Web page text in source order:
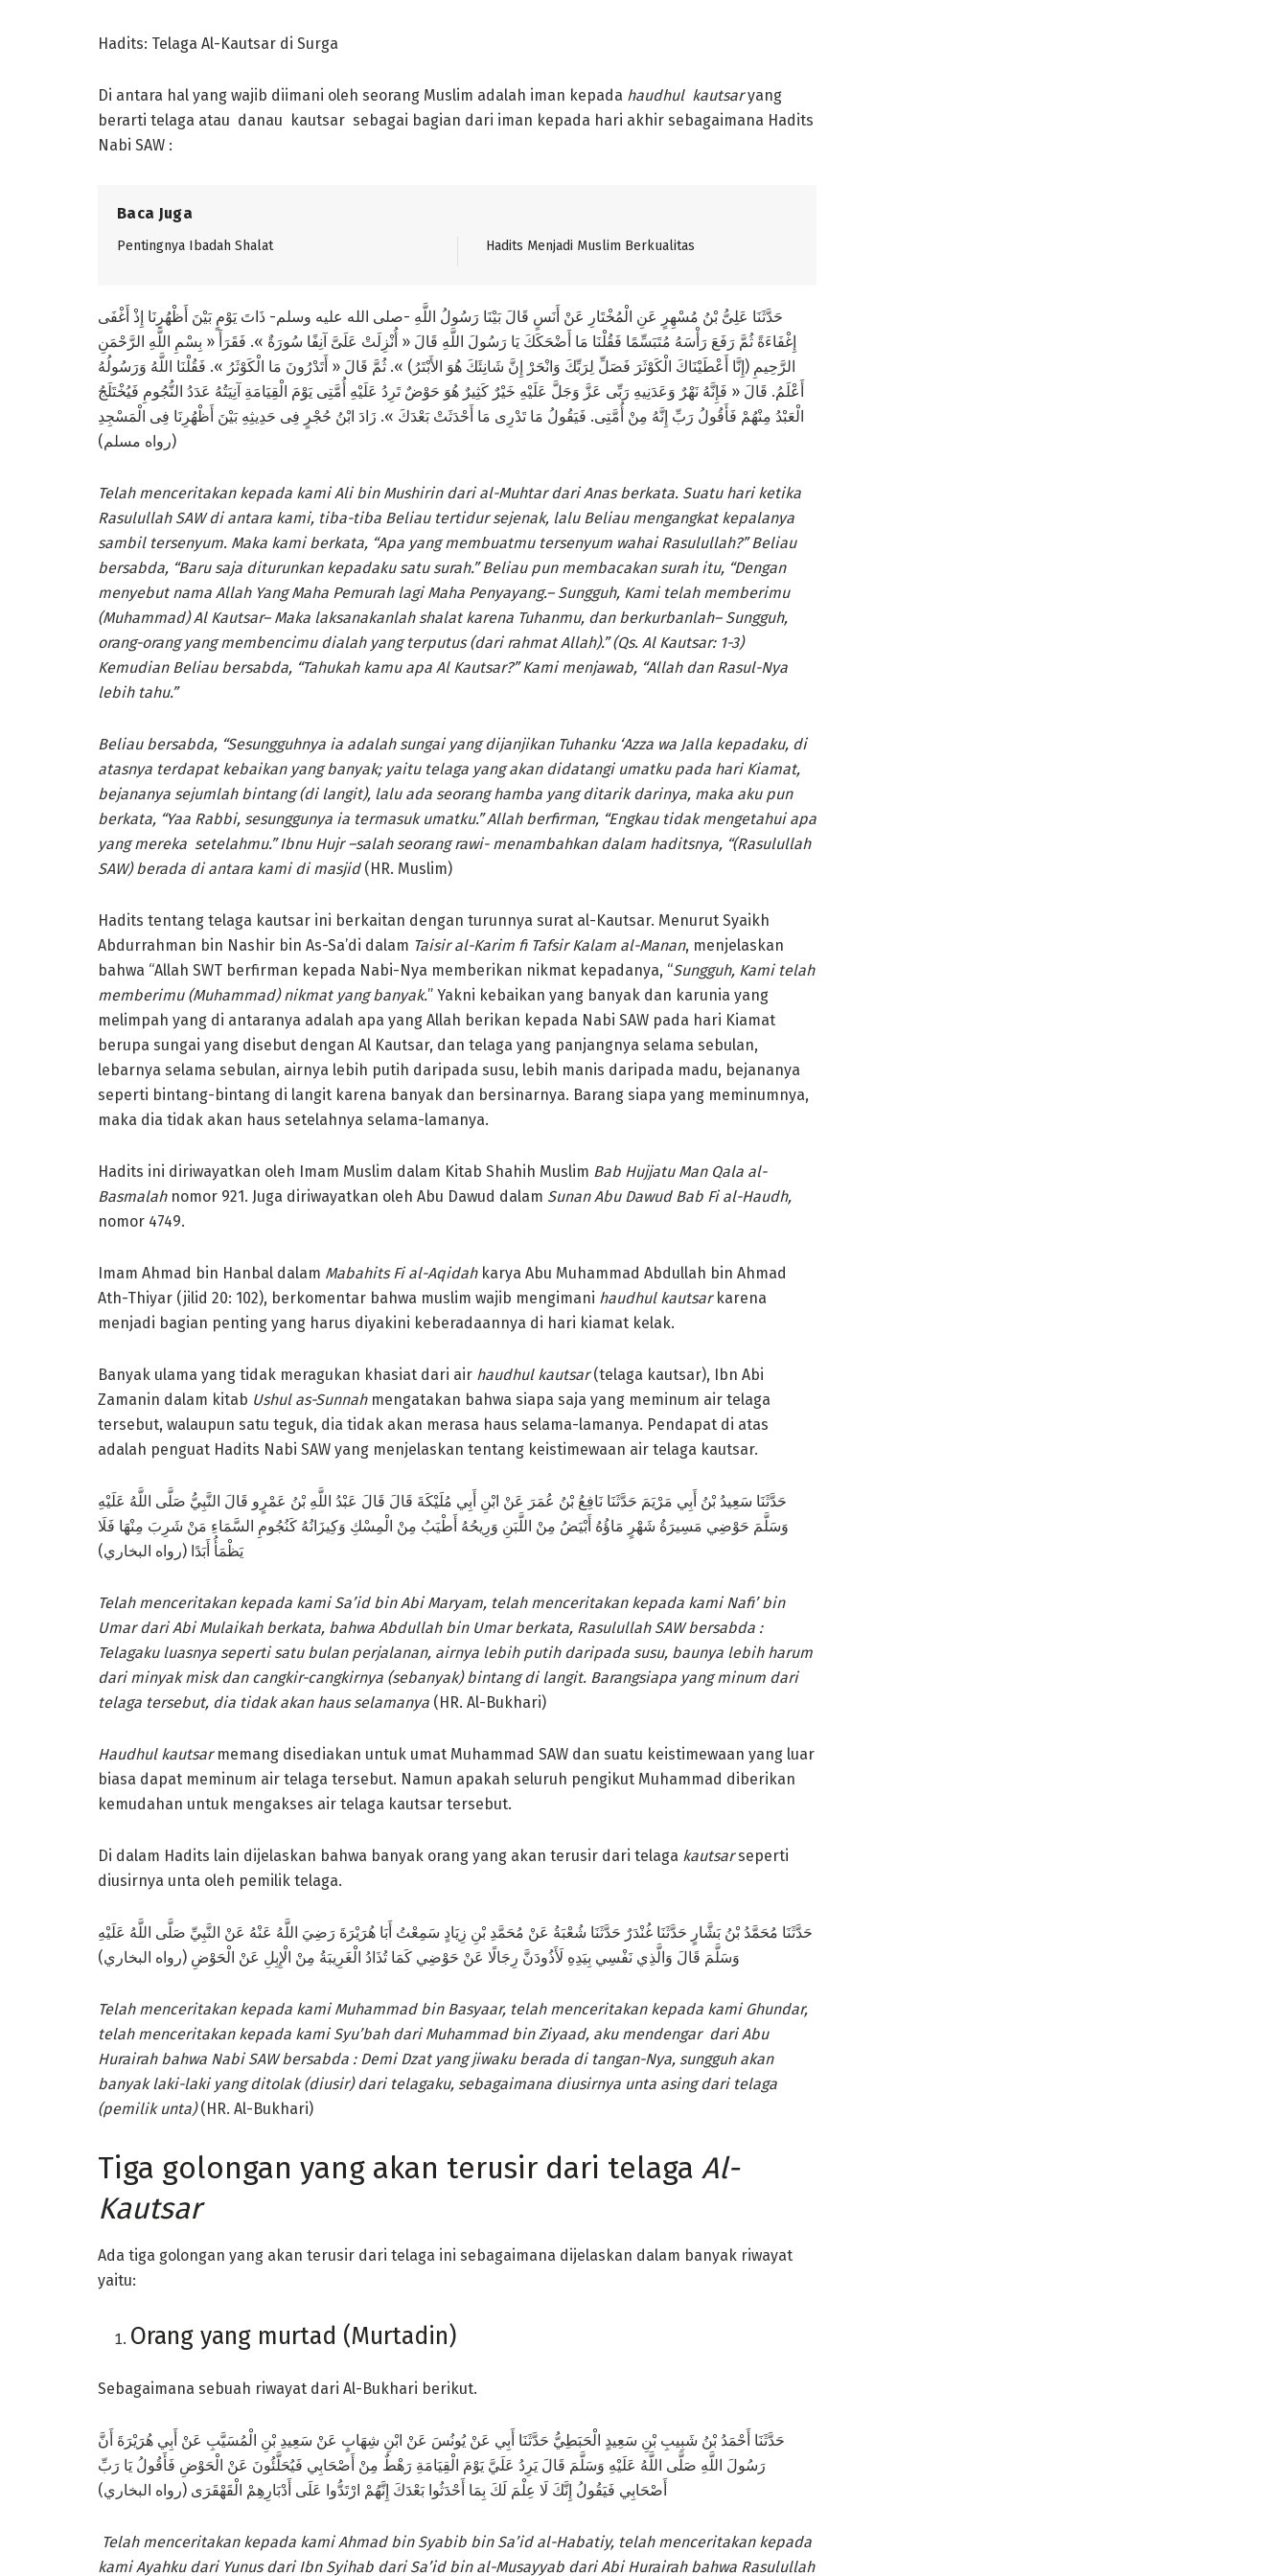
Hadits: Telaga Al-Kautsar di Surga
Di antara hal yang wajib diimani oleh seorang Muslim adalah iman kepada haudhul kautsaryang
berarti telaga atau danau kautsar sebagai bagian dari iman kepada hari akhir sebagaimana Hadits
Nabi SAW :
Baca Juga
Pentingnya Ibadah Shalat Hadits Menjadi Muslim Berkualitas
حَدَّثَنَا عَلِىُّ بْنُ مُسْهِرٍ عَنِ الْمُخْتَارِ عَنْ أَنَسٍ قَالَ بَيْنَا رَسُولُ اللَّهِ -صلى الله عليه وسلم- ذَاتَ يَوْمٍ بَيْنَ أَظْهُرِنَا إِذْ أَغْفَى
إِغْفَاءَةً ثُمَّ رَفَعَ رَأْسَهُ مُتَبَسِّمًا فَقُلْنَا مَا أَضْحَكَكَ يَا رَسُولَ اللَّهِ قَالَ « أُنْزِلَتْ عَلَىَّ آنِفًا سُورَةٌ ». فَقَرَأَ « بِسْمِ اللَّهِ الرَّحْمَنِ
الرَّحِيمِ (إِنَّا أَعْطَيْنَاكَ الْكَوْثَرَ فَصَلِّ لِرَبِّكَ وَانْحَرْ إِنَّ شَانِئَكَ هُوَ الأَبْتَرُ) ». ثُمَّ قَالَ « أَتَدْرُونَ مَا الْكَوْثَرُ ». فَقُلْنَا اللَّهُ وَرَسُولُهُ
أَعْلَمُ. قَالَ « فَإِنَّهُ نَهْرٌ وَعَدَنِيهِ رَبِّى عَزَّ وَجَلَّ عَلَيْهِ خَيْرٌ كَثِيرٌ هُوَ حَوْضٌ تَرِدُ عَلَيْهِ أُمَّتِى يَوْمَ الْقِيَامَةِ آنِيَتُهُ عَدَدُ النُّجُومِ فَيُخْتَلَجُ
الْعَبْدُ مِنْهُمْ فَأَقُولُ رَبِّ إِنَّهُ مِنْ أُمَّتِى. فَيَقُولُ مَا تَدْرِى مَا أَحْدَثَتْ بَعْدَكَ ». زَادَ ابْنُ حُجْرٍ فِى حَدِيثِهِ بَيْنَ أَظْهُرِنَا فِى الْمَسْجِدِ
(رواه مسلم)
Telah menceritakan kepada kami Ali bin Mushirin dari al-Muhtar dari Anas berkata. Suatu hari ketika
Rasulullah SAW di antara kami, tiba-tiba Beliau tertidur sejenak, lalu Beliau mengangkat kepalanya
sambil tersenyum. Maka kami berkata, “Apa yang membuatmu tersenyum wahai Rasulullah?” Beliau
bersabda, “Baru saja diturunkan kepadaku satu surah.” Beliau pun membacakan surah itu, “Dengan
menyebut nama Allah Yang Maha Pemurah lagi Maha Penyayang.– Sungguh, Kami telah memberimu
(Muhammad) Al Kautsar– Maka laksanakanlah shalat karena Tuhanmu, dan berkurbanlah– Sungguh,
orang-orang yang membencimu dialah yang terputus (dari rahmat Allah).” (Qs. Al Kautsar: 1-3)
Kemudian Beliau bersabda, “Tahukah kamu apa Al Kautsar?” Kami menjawab, “Allah dan Rasul-Nya
lebih tahu.”
Beliau bersabda, “Sesungguhnya ia adalah sungai yang dijanjikan Tuhanku ‘Azza wa Jalla kepadaku, di
atasnya terdapat kebaikan yang banyak; yaitu telaga yang akan didatangi umatku pada hari Kiamat,
bejananya sejumlah bintang (di langit), lalu ada seorang hamba yang ditarik darinya, maka aku pun
berkata, “Yaa Rabbi, sesunggunya ia termasuk umatku.” Allah berfirman, “Engkau tidak mengetahui apa
yang mereka setelahmu.” Ibnu Hujr –salah seorang rawi- menambahkan dalam haditsnya, “(Rasulullah
SAW) berada di antara kami di masjid (HR. Muslim)
Hadits tentang telaga kautsar ini berkaitan dengan turunnya surat al-Kautsar. Menurut Syaikh
Abdurrahman bin Nashir bin As-Sa’di dalam Taisir al-Karim fi Tafsir Kalam al-Manan, menjelaskan
bahwa “Allah SWT berfirman kepada Nabi-Nya memberikan nikmat kepadanya, “Sungguh, Kami telah
memberimu (Muhammad) nikmat yang banyak.” Yakni kebaikan yang banyak dan karunia yang
melimpah yang di antaranya adalah apa yang Allah berikan kepada Nabi SAW pada hari Kiamat
berupa sungai yang disebut dengan Al Kautsar, dan telaga yang panjangnya selama sebulan,
lebarnya selama sebulan, airnya lebih putih daripada susu, lebih manis daripada madu, bejananya
seperti bintang-bintang di langit karena banyak dan bersinarnya. Barang siapa yang meminumnya,
maka dia tidak akan haus setelahnya selama-lamanya.
Hadits ini diriwayatkan oleh Imam Muslim dalam Kitab Shahih Muslim Bab Hujjatu Man Qala al-
Basmalahnomor 921. Juga diriwayatkan oleh Abu Dawud dalam Sunan Abu Dawud Bab Fi al-Haudh,
nomor 4749.
Imam Ahmad bin Hanbal dalam Mabahits Fi al-Aqidahkarya Abu Muhammad Abdullah bin Ahmad
Ath-Thiyar (jilid 20: 102), berkomentar bahwa muslim wajib mengimani haudhul kautsarkarena
menjadi bagian penting yang harus diyakini keberadaannya di hari kiamat kelak.
Banyak ulama yang tidak meragukan khasiat dari air haudhul kautsar(telaga kautsar), Ibn Abi
Zamanin dalam kitab Ushul as-Sunnahmengatakan bahwa siapa saja yang meminum air telaga
tersebut, walaupun satu teguk, dia tidak akan merasa haus selama-lamanya. Pendapat di atas
adalah penguat Hadits Nabi SAW yang menjelaskan tentang keistimewaan air telaga kautsar.
حَدَّثَنَا سَعِيدُ بْنُ أَبِي مَرْيَمَ حَدَّثَنَا نَافِعُ بْنُ عُمَرَ عَنْ ابْنِ أَبِي مُلَيْكَةَ قَالَ قَالَ عَبْدُ اللَّهِ بْنُ عَمْرٍو قَالَ النَّبِيُّ صَلَّى اللَّهُ عَلَيْهِ
وَسَلَّمَ حَوْضِي مَسِيرَةُ شَهْرٍ مَاؤُهُ أَبْيَضُ مِنْ اللَّبَنِ وَرِيحُهُ أَطْيَبُ مِنْ الْمِسْكِ وَكِيزَانُهُ كَنُجُومِ السَّمَاءِ مَنْ شَرِبَ مِنْهَا فَلَا
يَظْمَأُ أَبَدًا (رواه البخاري)
Telah menceritakan kepada kami Sa’id bin Abi Maryam, telah menceritakan kepada kami Nafi’ bin
Umar dari Abi Mulaikah berkata, bahwa Abdullah bin Umar berkata, Rasulullah SAW bersabda :
Telagaku luasnya seperti satu bulan perjalanan, airnya lebih putih daripada susu, baunya lebih harum
dari minyak misk dan cangkir-cangkirnya (sebanyak) bintang di langit. Barangsiapa yang minum dari
telaga tersebut, dia tidak akan haus selamanya (HR. Al-Bukhari)
Haudhul kautsarmemang disediakan untuk umat Muhammad SAW dan suatu keistimewaan yang luar
biasa dapat meminum air telaga tersebut. Namun apakah seluruh pengikut Muhammad diberikan
kemudahan untuk mengakses air telaga kautsar tersebut.
Di dalam Hadits lain dijelaskan bahwa banyak orang yang akan terusir dari telaga kautsarseperti
diusirnya unta oleh pemilik telaga.
حَدَّثَنَا مُحَمَّدُ بْنُ بَشَّارٍ حَدَّثَنَا غُنْدَرٌ حَدَّثَنَا شُعْبَةُ عَنْ مُحَمَّدِ بْنِ زِيَادٍ سَمِعْتُ أَبَا هُرَيْرَةَ رَضِيَ اللَّهُ عَنْهُ عَنْ النَّبِيِّ صَلَّى اللَّهُ عَلَيْهِ
وَسَلَّمَ قَالَ وَالَّذِي نَفْسِي بِيَدِهِ لَأَذُودَنَّ رِجَالًا عَنْ حَوْضِي كَمَا تُذَادُ الْغَرِيبَةُ مِنْ الْإِبِلِ عَنْ الْحَوْضِ (رواه البخاري)
Telah menceritakan kepada kami Muhammad bin Basyaar, telah menceritakan kepada kami Ghundar,
telah menceritakan kepada kami Syu’bah dari Muhammad bin Ziyaad, aku mendengar dari Abu
Hurairah bahwa Nabi SAW bersabda : Demi Dzat yang jiwaku berada di tangan-Nya, sungguh akan
banyak laki-laki yang ditolak (diusir) dari telagaku, sebagaimana diusirnya unta asing dari telaga
(pemilik unta)(HR. Al-Bukhari)
Tiga golongan yang akan terusir dari telaga Al-
Kautsar
Ada tiga golongan yang akan terusir dari telaga ini sebagaimana dijelaskan dalam banyak riwayat
yaitu:
Orang yang murtad (Murtadin)
Sebagaimana sebuah riwayat dari Al-Bukhari berikut.
حَدَّثَنَا أَحْمَدُ بْنُ شَبِيبِ بْنِ سَعِيدٍ الْحَبَطِيُّ حَدَّثَنَا أَبِي عَنْ يُونُسَ عَنْ ابْنِ شِهَابٍ عَنْ سَعِيدِ بْنِ الْمُسَيَّبِ عَنْ أَبِي هُرَيْرَةَ أَنَّ
رَسُولَ اللَّهِ صَلَّى اللَّهُ عَلَيْهِ وَسَلَّمَ قَالَ يَرِدُ عَلَيَّ يَوْمَ الْقِيَامَةِ رَهْطٌ مِنْ أَصْحَابِي فَيُحَلَّئُونَ عَنْ الْحَوْضِ فَأَقُولُ يَا رَبِّ
أَصْحَابِي فَيَقُولُ إِنَّكَ لَا عِلْمَ لَكَ بِمَا أَحْدَثُوا بَعْدَكَ إِنَّهُمْ ارْتَدُّوا عَلَى أَدْبَارِهِمْ الْقَهْقَرَى (رواه البخاري)
Telah menceritakan kepada kami Ahmad bin Syabib bin Sa’id al-Habatiy, telah menceritakan kepada
kami Ayahku dari Yunus dari Ibn Syihab dari Sa’id bin al-Musayyab dari Abi Hurairah bahwa Rasulullah